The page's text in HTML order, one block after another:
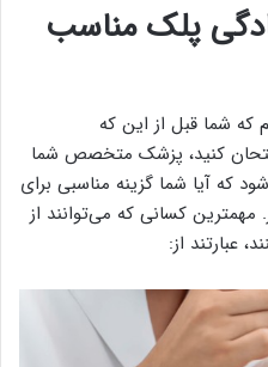
پلک مناسب
که شما قبل از این که
کنید، پزشک متخصص شما
که آیا شما گزینه مناسبی برای
کسانی که می‌توانند از
عبارتند از: